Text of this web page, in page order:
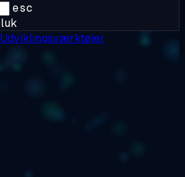
esc
luk
Udviklingsværktøjer